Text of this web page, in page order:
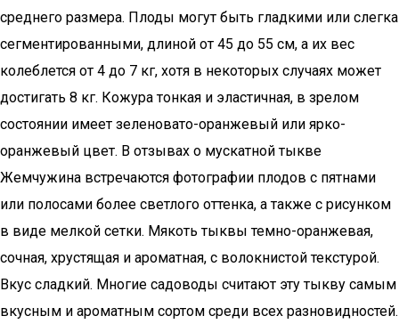
среднего размера. Плоды могут быть гладкими или слегка
сегментированными, длиной от 45 до 55 см, а их вес
колеблется от 4 до 7 кг, хотя в некоторых случаях может
достигать 8 кг. Кожура тонкая и эластичная, в зрелом
состоянии имеет зеленовато-оранжевый или ярко-
оранжевый цвет. В отзывах о мускатной тыкве
Жемчужина встречаются фотографии плодов с пятнами
или полосами более светлого оттенка, а также с рисунком
в виде мелкой сетки. Мякоть тыквы темно-оранжевая,
сочная, хрустящая и ароматная, с волокнистой текстурой.
Вкус сладкий. Многие садоводы считают эту тыкву самым
вкусным и ароматным сортом среди всех разновидностей.